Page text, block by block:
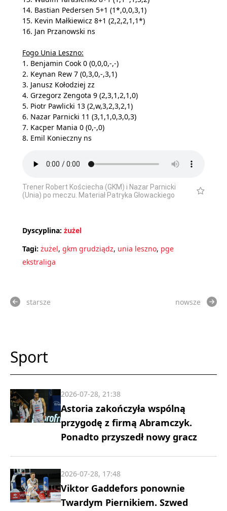
14. Bastian Pedersen 5+1 (1*,0,0,3,1)
15. Kevin Małkiewicz 8+1 (2,2,2,1,1*)
16. Jan Przanowski ns
Fogo Unia Leszno:
1. Benjamin Cook 0 (0,0,0,-,-)
2. Keynan Rew 7 (0,3,0,-,3,1)
3. Janusz Kołodziej zz
4. Grzegorz Zengota 9 (2,3,1,2,1,0)
5. Piotr Pawlicki 13 (2,w,3,2,3,2,1)
6. Nazar Parnicki 11 (3,1,1,0,3,0,3)
7. Kacper Mania 0 (0,-,0)
8. Emil Konieczny ns
Trener Robert Kościecha (GKM) i Nazar Parnicki
(Unia) po meczu. Materiał Patryka Głowackiego
Dyscyplina: żużel
Tagi: żużel, gkm grudziądz, unia leszno, pge
ekstraliga
starsze nowsze
Sport
Astoria zakończyła wspólną
przygodę z firmą Abramczyk.
Ponadto przyszedł nowy gracz
2026-07-28, 21:38
Viktor Gaddefors ponownie
Twardym Piernikiem. Szwed
2026-07-28, 17:48